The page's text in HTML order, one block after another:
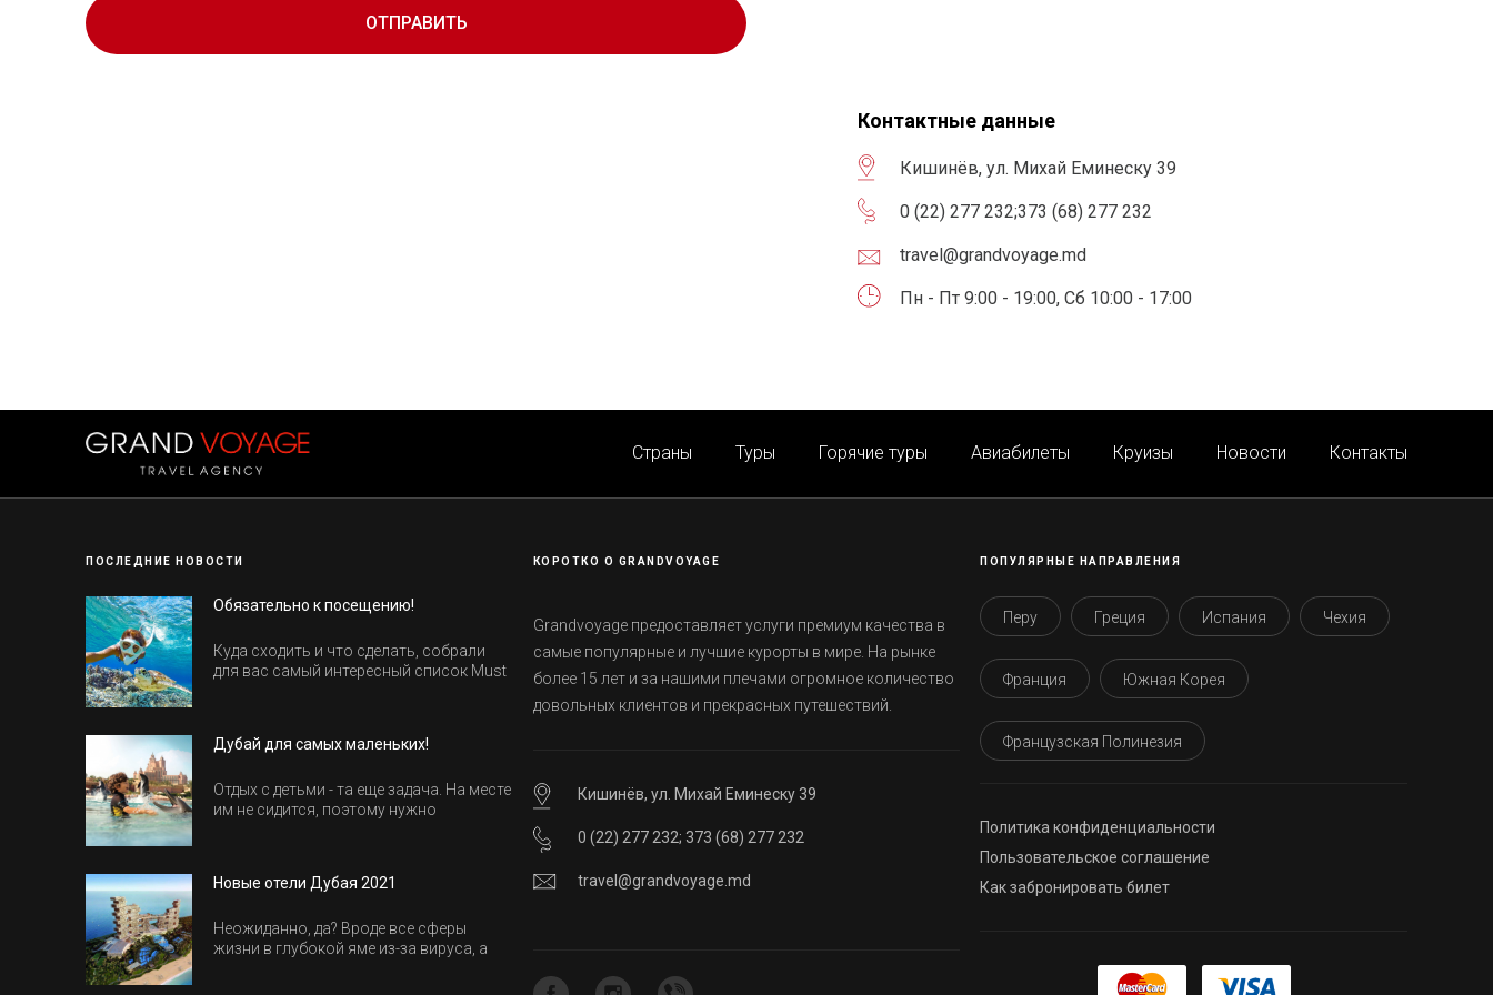
ОТПРАВИТЬ
Контактные данные
Кишинёв, ул. Михай Еминеску 39
0 (22) 277 232;373 (68) 277 232
travel@grandvoyage.md
Пн - Пт 9:00 - 19:00, Сб 10:00 - 17:00
Страны Туры Горячие туры Авиабилеты Круизы Новости Контакты
ПОСЛЕДНИЕ НОВОСТИ
Обязательно к посещению!
Куда сходить и что сделать, собрали
для вас самый интересный список Must
Дубай для самых маленьких!
Отдых с детьми - та еще задача. На месте
им не сидится, поэтому нужно
весело.
Новые отели Дубая 2021
Неожиданно, да? Вроде все сферы
жизни в глубокой яме из-за вируса, а
КОРОТКО О GRANDVOYAGE
Grandvoyage предоставляет услуги премиум качества в
самые популярные и лучшие курорты в мире. На рынке
более 15 лет и за нашими плечами огромное количество
довольных клиентов и прекрасных путешествий.
Кишинёв, ул. Михай Еминеску 39
0 (22) 277 232; 373 (68) 277 232
travel@grandvoyage.md
ПОПУЛЯРНЫЕ НАПРАВЛЕНИЯ
Перу Греция Испания Чехия
Франция Южная Корея
Французская Полинезия
Политика конфиденциальности
Пользовательское соглашение
Как забронировать билет